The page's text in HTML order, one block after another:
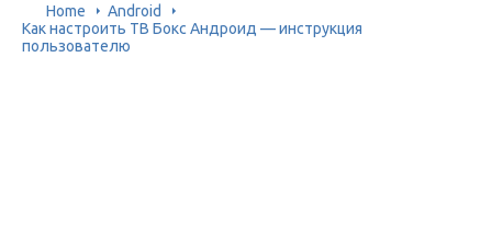
Home
Android
Как настроить ТВ Бокс Андроид — инструкция
пользователю